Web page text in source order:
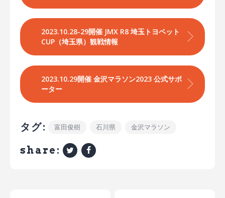
2023.10.28-29開催 JMX R8 埼玉トヨペット
CUP（埼玉県）観戦情報
2023.10.29開催 金沢マラソン2023 公式サポ
ーター
タグ: 富田俊樹 石川県 金沢マラソン
share: